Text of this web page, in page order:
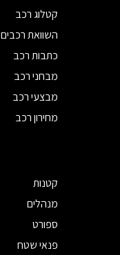
קטלוג רכב
השוואת רכבים
כתבות רכב
מבחני רכב
מבצעי רכב
מחירון רכב
קטנות
מנהלים
ספורט
פנאי שטח